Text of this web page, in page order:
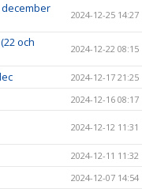
december
2024-12-25 14:27
och
2024-12-22 08:15
2024-12-17 21:25
2024-12-16 08:17
2024-12-12 11:31
2024-12-11 11:32
2024-12-07 14:54